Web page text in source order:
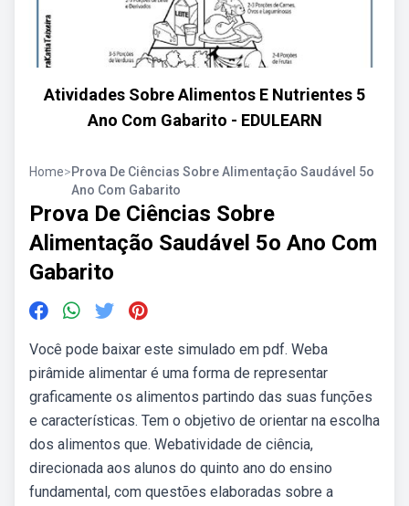
Atividades Sobre Alimentos E Nutrientes 5
Ano Com Gabarito - EDULEARN
Home>Prova De Ciências Sobre Alimentação Saudável 5o
Ano Com Gabarito
Prova De Ciências Sobre
Alimentação Saudável 5o Ano Com
Gabarito
Você pode baixar este simulado em pdf. Weba
pirâmide alimentar é uma forma de representar
graficamente os alimentos partindo das suas funções
e características. Tem o objetivo de orientar na escolha
dos alimentos que. Webatividade de ciência,
direcionada aos alunos do quinto ano do ensino
fundamental, com questões elaboradas sobre a